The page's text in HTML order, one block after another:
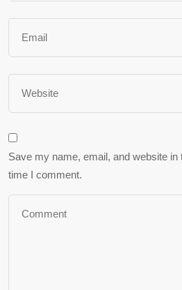
Save my name, email, and website
time I comment.